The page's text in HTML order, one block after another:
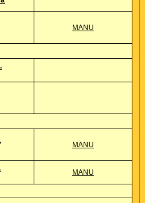
MANU
MANU
MANU